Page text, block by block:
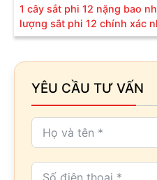
1 cây sắt phi 12 nặng bao
lượng sắt phi 12 chính xác
YÊU CẦU TƯ VẤN